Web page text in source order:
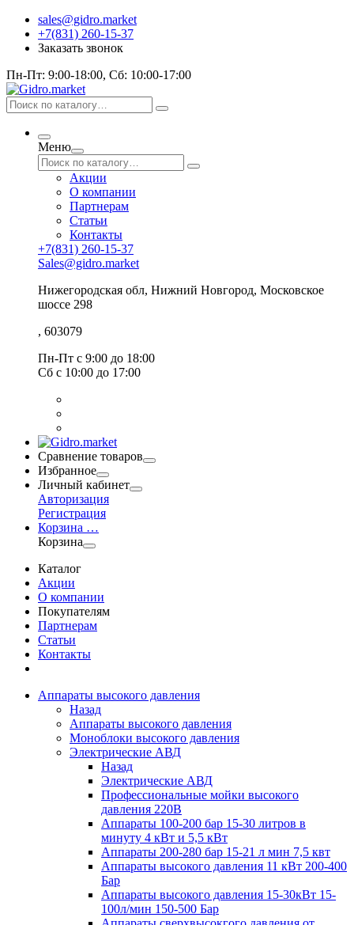
sales@gidro.market
+7(831) 260-15-37
Заказать звонок
Пн-Пт: 9:00-18:00, Сб: 10:00-17:00
Меню
Акции
О компании
Партнерам
Статьи
Контакты
+7(831) 260-15-37
Sales@gidro.market
Нижегородская обл, Нижний Новгород, Московское
шоссе 298
, 603079
Пн-Пт с 9:00 до 18:00
Сб с 10:00 до 17:00
Сравнение товаров
Избранное
Личный кабинет
Авторизация
Регистрация
Корзина …
Корзина
Каталог
Акции
О компании
Покупателям
Партнерам
Статьи
Контакты
Аппараты высокого давления
Назад
Аппараты высокого давления
Моноблоки высокого давления
Электрические АВД
Назад
Электрические АВД
Профессиональные мойки высокого
давления 220В
Аппараты 100-200 бар 15-30 литров в
минуту 4 кВт и 5,5 кВт
Аппараты 200-280 бар 15-21 л мин 7,5 квт
Аппараты высокого давления 11 кВт 200-400
Бар
Аппараты высокого давления 15-30кВт 15-
100л/мин 150-500 Бар